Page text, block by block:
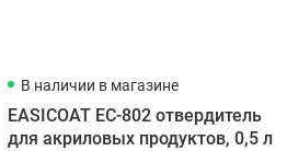
В наличии в магазине
EASICOAT EC-802 отвердитель
для акриловых продуктов, 0,5 л